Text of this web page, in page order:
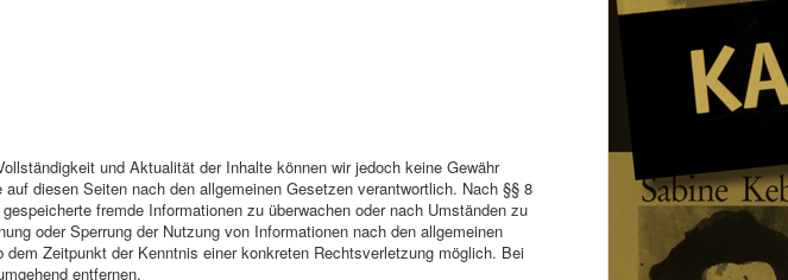
und Aktualität der Inhalte können wir jedoch keine Gewähr
diesen Seiten nach den allgemeinen Gesetzen verantwortlich. Nach §§ 8
fremde Informationen zu überwachen oder nach Umständen zu
oder Sperrung der Nutzung von Informationen nach den allgemeinen
Zeitpunkt der Kenntnis einer konkreten Rechtsverletzung möglich. Bei
entfernen.